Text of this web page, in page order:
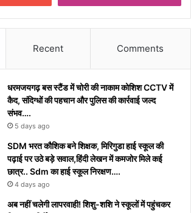
Recent Comments
धरमजयगढ़ बस स्टैंड में चोरी की नाकाम कोशिश CCTV में
कैद, संदिग्धों की पहचान और पुलिस की कार्रवाई जल्द
संभव….
5 days ago
​SDM भरत कौशिक बने शिक्षक, मिरिगुडा हाई स्कूल की
पढ़ाई पर उठे बड़े सवाल,हिंदी लेखन में कमजोर मिले कई
छात्र.. Sdm का हाई स्कूल निरक्षण….
4 days ago
अब नहीं चलेगी लापरवाही! शिशु-शशि ने स्कूलों में पहुंचकर